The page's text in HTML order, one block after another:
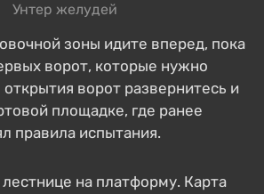
Унтер желудей
зоны идите вперед, пока
ворот, которые нужно
ворот развернитесь и
площадке, где ранее
правила испытания.
на платформу. Карта